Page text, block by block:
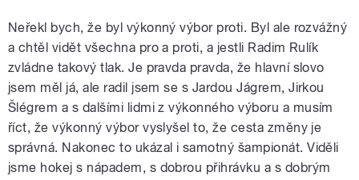
Neřekl bych, že byl výkonný výbor proti. Byl ale rozvážný
a chtěl vidět všechna pro a proti, a jestli Radim Rulík
zvládne takový tlak. Je pravda pravda, že hlavní slovo
jsem měl já, ale radil jsem se s Jardou Jágrem, Jirkou
Šlégrem a s dalšími lidmi z výkonného výboru a musím
říct, že výkonný výbor vyslyšel to, že cesta změny je
správná. Nakonec to ukázal i samotný šampionát. Viděli
jsme hokej s nápadem, s dobrou přihrávku a s dobrým